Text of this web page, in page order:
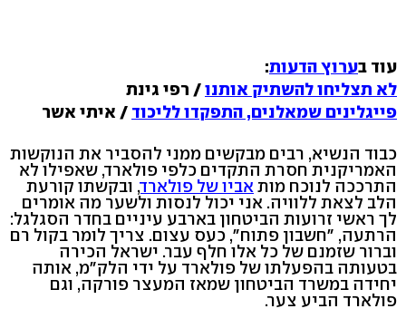
עוד בערוץ הדעות:
לא תצליחו להשתיק אותנו/ רפי גינת
פייגלינים שמאלנים, התפקדו לליכוד / איתי אשר
כבוד הנשיא, רבים מבקשים ממני להסביר את הנוקשות
האמריקנית חסרת התקדים כלפי פולארד, שאפילו לא
התרככה לנוכח מותאביו של פולארד, ובקשתו קורעת
הלב לצאת ללוויה. אני יכול לנסות ולשער מה אומרים
לך ראשי זרועות הביטחון בארבע עיניים בחדר הסגלגל:
הרתעה, "חשבון פתוח", כעס עצום. צריך לומר בקול רם
וברור שזמנם של כל אלו חלף עבר. ישראל הכירה
בטעותה בהפעלתו של פולארד על ידי הלק"מ, אותה
יחידה במשרד הביטחון שמאז המעצר פורקה, וגם
פולארד הביע צער.